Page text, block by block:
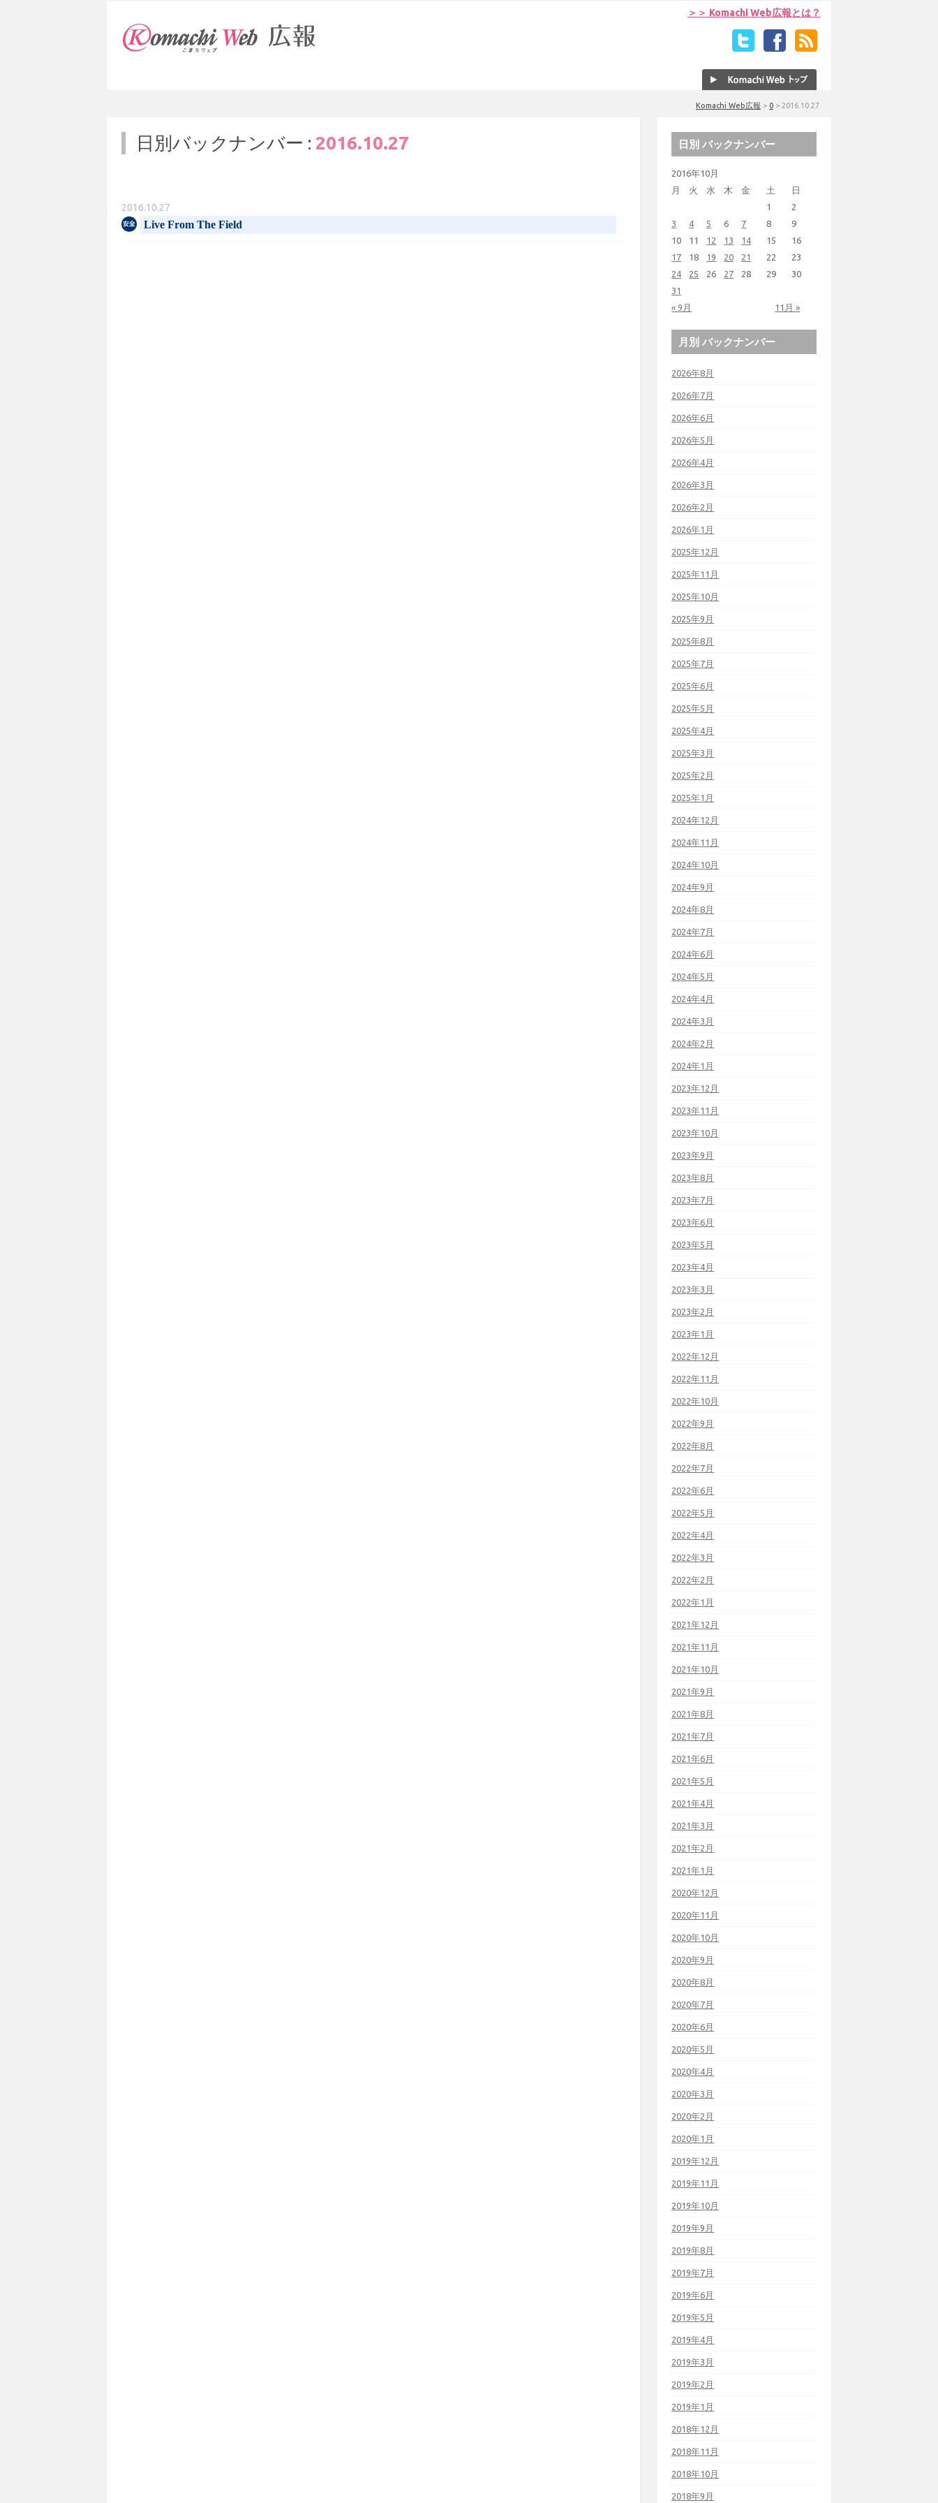
＞＞ Komachi Web広報とは？
Komachi Web広報 > 0 > 2016.10.27
日別バックナンバー : 2016.10.27
2016.10.27
Live From The Field
日別 バックナンバー
2016年10月
月
火 水 木 金 土 日
« 9月 11月 »
1
2
3
4 5 6 7 8
9
10
11 12 13 14 15
16
17
18 19 20 21 22
23
24
25 26 27 28 29
30
31
月別 バックナンバー
2026年8月
2026年7月
2026年6月
2026年5月
2026年4月
2026年3月
2026年2月
2026年1月
2025年12月
2025年11月
2025年10月
2025年9月
2025年8月
2025年7月
2025年6月
2025年5月
2025年4月
2025年3月
2025年2月
2025年1月
2024年12月
2024年11月
2024年10月
2024年9月
2024年8月
2024年7月
2024年6月
2024年5月
2024年4月
2024年3月
2024年2月
2024年1月
2023年12月
2023年11月
2023年10月
2023年9月
2023年8月
2023年7月
2023年6月
2023年5月
2023年4月
2023年3月
2023年2月
2023年1月
2022年12月
2022年11月
2022年10月
2022年9月
2022年8月
2022年7月
2022年6月
2022年5月
2022年4月
2022年3月
2022年2月
2022年1月
2021年12月
2021年11月
2021年10月
2021年9月
2021年8月
2021年7月
2021年6月
2021年5月
2021年4月
2021年3月
2021年2月
2021年1月
2020年12月
2020年11月
2020年10月
2020年9月
2020年8月
2020年7月
2020年6月
2020年5月
2020年4月
2020年3月
2020年2月
2020年1月
2019年12月
2019年11月
2019年10月
2019年9月
2019年8月
2019年7月
2019年6月
2019年5月
2019年4月
2019年3月
2019年2月
2019年1月
2018年12月
2018年11月
2018年10月
2018年9月